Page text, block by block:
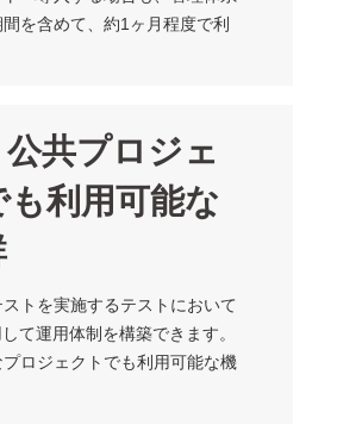
を含めて、約1ヶ月程度で利
共プロジェ
も利用可能な
トを実施するテストにおいて
て運用体制を構築できます。
ロジェクトでも利用可能な機